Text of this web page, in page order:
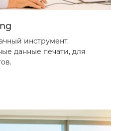
инструмент,
данные печати, для